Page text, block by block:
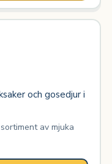
och gosedjur i
av mjuka